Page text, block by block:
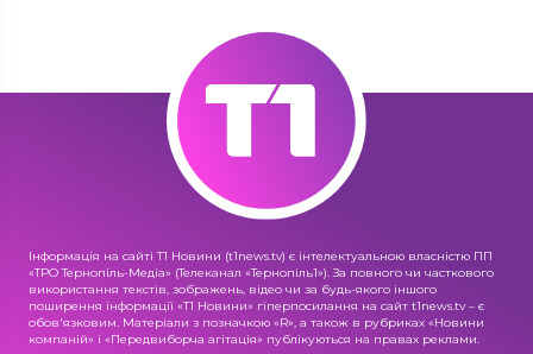
Інформація на сайті Т1 Новини (t1news.tv) є інтелектуальною власністю ПП
«ТРО Тернопіль-Медіа» (Телеканал «Тернопіль1»). За повного чи часткового
використання текстів, зображень, відео чи за будь-якого іншого
поширення інформації «Т1 Новини» гіперпосилання на сайт t1news.tv – є
обов'язковим. Матеріали з позначкою «R», а також в рубриках «Новини
компаній» і «Передвиборча агітація» публікуються на правах реклами.